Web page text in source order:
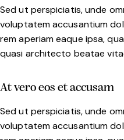
Sed ut perspiciatis, unde
voluptatem accusantium
rem aperiam eaque ipsa,
quasi architecto beatae
At vero eos et accusam
Sed ut perspiciatis, unde
voluptatem accusantium